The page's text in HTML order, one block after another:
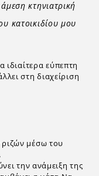
κτηνιατρική
κατοικιδίου μου
εύπεπτη
στη διαχείριση
μέσω του
την ανάμειξη της